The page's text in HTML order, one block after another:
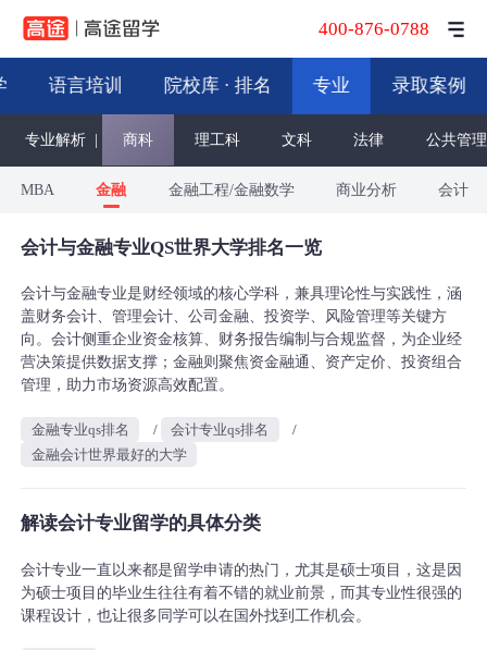
400-876-0788
语言培训 院校库 · 排名 专业 录取案例
专业解析 | 商科 理工科 文科 法律 公共管理
MBA 金融 金融工程/金融数学 商业分析 会计
会计与金融专业QS世界大学排名一览
会计与金融专业是财经领域的核心学科，兼具理论性与实践性，涵
盖财务会计、管理会计、公司金融、投资学、风险管理等关键方
向。会计侧重企业资金核算、财务报告编制与合规监督，为企业经
营决策提供数据支撑；金融则聚焦资金融通、资产定价、投资组合
管理，助力市场资源高效配置。
金融专业qs排名 / 会计专业qs排名
/
金融会计世界最好的大学
解读会计专业留学的具体分类
会计专业一直以来都是留学申请的热门，尤其是硕士项目，这是因
为硕士项目的毕业生往往有着不错的就业前景，而其专业性很强的
课程设计，也让很多同学可以在国外找到工作机会。